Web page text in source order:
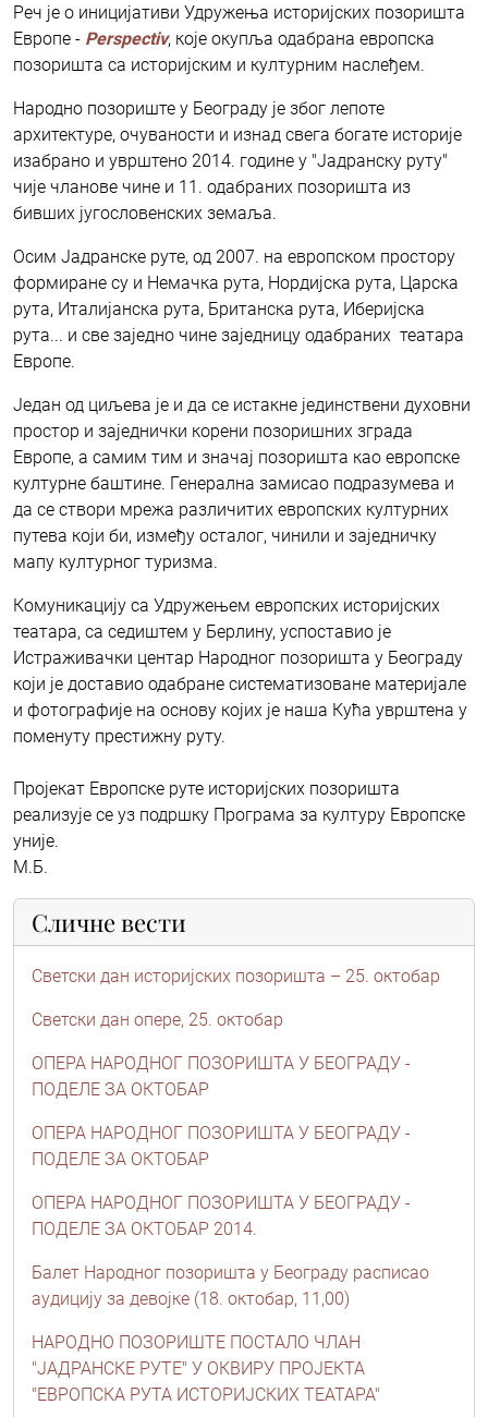
Реч је о иницијативи Удружења историјских позоришта
Европе - Perspectiv, које окупља одабрана европска
позоришта са историјским и културним наслеђем.
Народно позориште у Београду је због лепоте
архитектуре, очуваности и изнад свега богате историје
изабрано и уврштено 2014. године у "Јадранску руту"
чије чланове чине и 11. одабраних позоришта из
бивших југословенских земаља.
Осим Јадранске руте, од 2007. на европском простору
формиране су и Немачка рута, Нордијска рута, Царска
рута, Италијанска рута, Британска рута, Иберијска
рута... и све заједно чине заједницу одабраних театара
Европе.
Један од циљева је и да се истакне јединствени духовни
простор и заједнички корени позоришних зграда
Европе, а самим тим и значај позоришта као европске
културне баштине. Генерална замисао подразумева и
да се створи мрежа различитих европских културних
путева који би, између осталог, чинили и заједничку
мапу културног туризма.
Комуникацију са Удружењем европских историјских
театара, са седиштем у Берлину, успоставио је
Истраживачки центар Народног позоришта у Београду
који је доставио одабране систематизоване материјале
и фотографије на основу којих је наша Кућа уврштена у
поменуту престижну руту.
Пројекат Европске руте историјских позоришта
реализује се уз подршку Програма за културу Европске
уније.
М.Б.
Сличне вести
Светски дан историјских позоришта – 25. октобар
Светски дан опере, 25. октобар
ОПЕРА НАРОДНОГ ПОЗОРИШТА У БЕОГРАДУ -
ПОДЕЛЕ ЗА ОКТОБАР
ОПЕРА НАРОДНОГ ПОЗОРИШТА У БЕОГРАДУ -
ПОДЕЛЕ ЗА ОКТОБАР
ОПЕРА НАРОДНОГ ПОЗОРИШТА У БЕОГРАДУ -
ПОДЕЛЕ ЗА ОКТОБАР 2014.
Балет Народног позоришта у Београду расписао
aудицију за девојке (18. октобар, 11,00)
НАРОДНО ПОЗОРИШТЕ ПОСТАЛО ЧЛАН
"ЈАДРАНСКЕ РУТЕ" У ОКВИРУ ПРОЈЕКТА
"ЕВРОПСКА РУТА ИСТОРИЈСКИХ ТЕАТАРА"